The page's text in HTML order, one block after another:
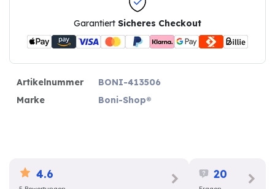
Garantiert Sicheres Checkout
Artikelnummer
BONI-413506
Marke
Boni-Shop®
4.6 20